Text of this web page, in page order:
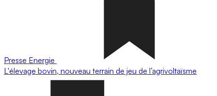
Presse Energie
L'élevage bovin, nouveau terrain de jeu de l’agrivoltaïsme